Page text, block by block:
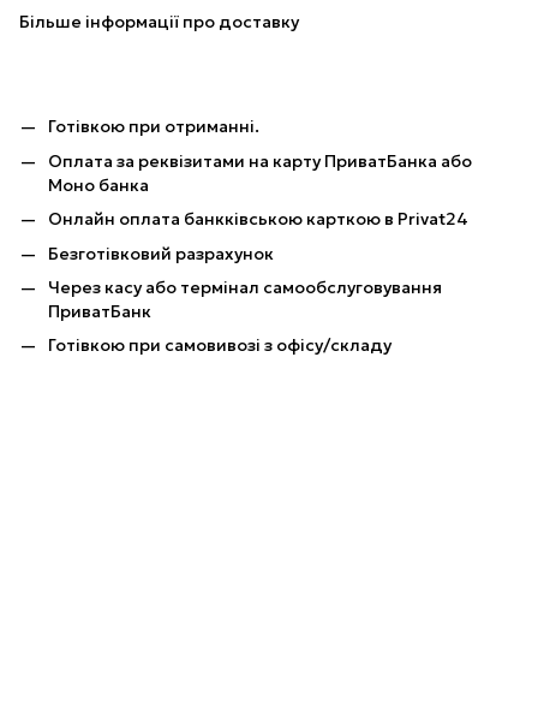
Більше інформації про доставку
Готівкою при отриманні.
Оплата за реквізитами на карту ПриватБанка або
Моно банка
Онлайн оплата банкківською карткою в Privat24
Безготівковий разрахунок
Через касу або термінал самообслуговування
ПриватБанк
Готівкою при самовивозі з офісу/складу